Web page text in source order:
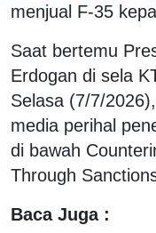
menjual F-35
Saat bertemu
Erdogan di sela
Selasa (7/7/
media perihal
di bawah
Through
Baca Juga :